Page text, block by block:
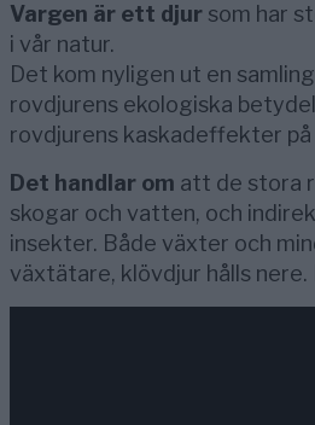
Vargen är ett djursom har
i vår natur.
Det kom nyligen ut en
rovdjurens ekologiska
rovdjurens kaskadeffekter på
Det handlar om att de stora
skogar och vatten, och
insekter. Både växter och
växtätare, klövdjur hålls